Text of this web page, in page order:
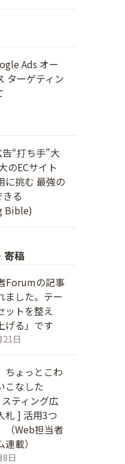
Ads オー
ターゲティン
“打ち手”大
のECサイト
に挑む 最強の
る
Bible)
寄稿
Forumの記事
ました。テー
ットを整え
げる」です
21日
ちょっとこわ
こなした
ティング広
札 ] 活用3つ
（Web担当者
載）
8日